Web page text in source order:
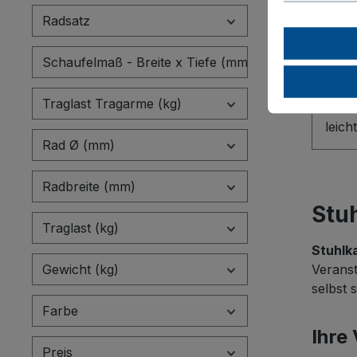
Radsatz
Schaufelmaß - Breite x Tiefe (mm)
Traglast Tragarme (kg)
Rad Ø (mm)
Radbreite (mm)
Traglast (kg)
Gewicht (kg)
Farbe
Preis
RAL
ist
von
selbst
Ihre